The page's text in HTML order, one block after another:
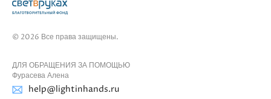
© 2026 Все права защищены.
ДЛЯ ОБРАЩЕНИЯ ЗА ПОМОЩЬЮ
Фурасева Алена
help@lightinhands.ru